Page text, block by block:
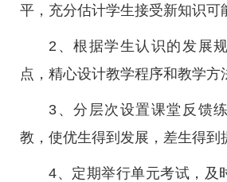
平，充分估计学生接受新知识可
2、根据学生认识的发展
点，精心设计教学程序和教学方
3、分层次设置课堂反馈
教，使优生得到发展，差生得到
4、定期举行单元考试，及